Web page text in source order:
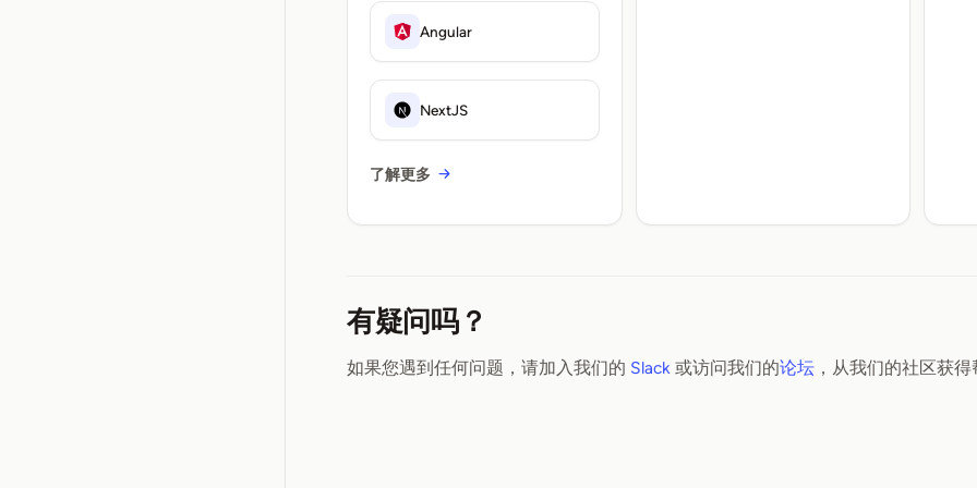
Angular
NextJS
了解更多
有疑问吗？
如果您遇到任何问题，请加入我们的 Slack 或访问我们的论坛 ，从我们的社区获